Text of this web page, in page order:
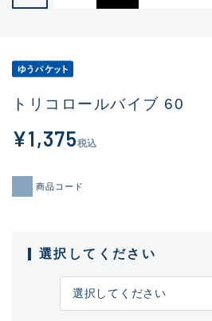
トリコロールバイブ 60
¥1,375税込
商品コード
選択してください